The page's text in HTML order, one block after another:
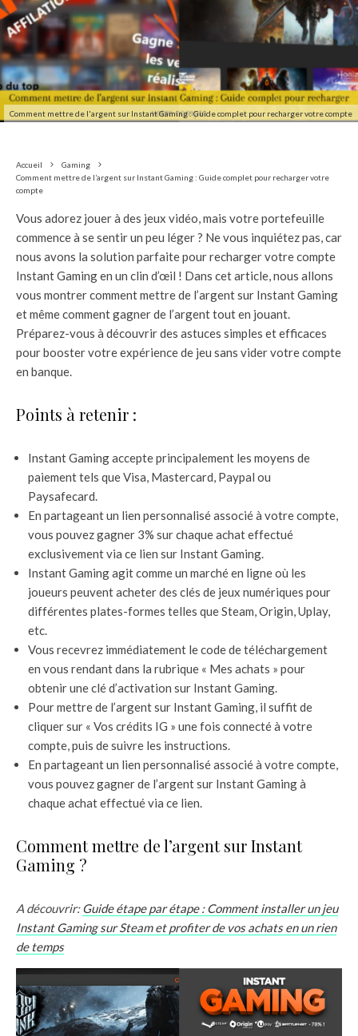
Comment mettre de l'argent sur Instant Gaming : Guide complet pour recharger votre compte
Accueil
Gaming
Comment mettre de l’argent sur Instant Gaming : Guide complet pour recharger votre
compte
Vous adorez jouer à des jeux vidéo, mais votre portefeuille
commence à se sentir un peu léger ? Ne vous inquiétez pas, car
nous avons la solution parfaite pour recharger votre compte
Instant Gaming en un clin d’œil ! Dans cet article, nous allons
vous montrer comment mettre de l’argent sur Instant Gaming
et même comment gagner de l’argent tout en jouant.
Préparez-vous à découvrir des astuces simples et efficaces
pour booster votre expérience de jeu sans vider votre compte
en banque.
Points à retenir :
Instant Gaming accepte principalement les moyens de
paiement tels que Visa, Mastercard, Paypal ou
Paysafecard.
En partageant un lien personnalisé associé à votre compte,
vous pouvez gagner 3% sur chaque achat effectué
exclusivement via ce lien sur Instant Gaming.
Instant Gaming agit comme un marché en ligne où les
joueurs peuvent acheter des clés de jeux numériques pour
différentes plates-formes telles que Steam, Origin, Uplay,
etc.
Vous recevrez immédiatement le code de téléchargement
en vous rendant dans la rubrique « Mes achats » pour
obtenir une clé d’activation sur Instant Gaming.
Pour mettre de l’argent sur Instant Gaming, il suffit de
cliquer sur « Vos crédits IG » une fois connecté à votre
compte, puis de suivre les instructions.
En partageant un lien personnalisé associé à votre compte,
vous pouvez gagner de l’argent sur Instant Gaming à
chaque achat effectué via ce lien.
Comment mettre de l’argent sur Instant
Gaming ?
A découvrir:Guide étape par étape : Comment installer un jeu
Instant Gaming sur Steam et profiter de vos achats en un rien
de temps